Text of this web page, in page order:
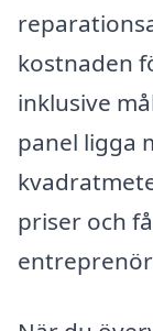
kostnaden
inklusive
panel ligga
priser och